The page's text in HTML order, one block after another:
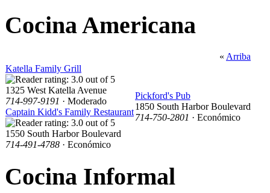
Cocina Americana
« Arriba
Katella Family Grill
1325 West Katella Avenue
714-997-9191 · Moderado
Captain Kidd's Family Restaurant
1550 South Harbor Boulevard
714-491-4788 · Económico
Pickford's Pub
1850 South Harbor Boulevard
714-750-2801 · Económico
Cocina Informal